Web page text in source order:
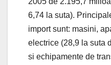
6,74 la suta).
import sunt: masini,
electrice (28,9 la suta
si echipamente de